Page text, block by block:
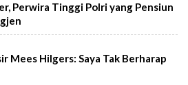
Perwira Tinggi Polri yang Pensiun
Mees Hilgers: Saya Tak Berharap